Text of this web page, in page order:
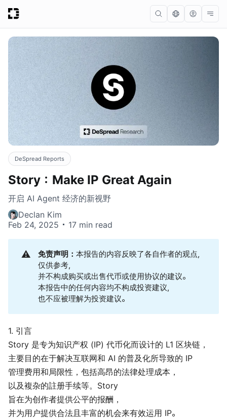
DeSpread Reports
Story：Make IP Great Again
开启 AI Agent 经济的新视野
Declan Kim
Feb 24, 2025
17 min read
⚠️ 免责声明：本报告的内容反映了各自作者的观点，
仅供参考，
并不构成购买或出售代币或使用协议的建议。
本报告中的任何内容均不构成投资建议，
也不应被理解为投资建议。
1. 引言
Story 是专为知识产权 (IP) 代币化而设计的 L1 区块链，
主要目的在于解决互联网和 AI 的普及化所导致的 IP
管理费用和局限性，包括高昂的法律处理成本，
以及複杂的註册手续等。Story
旨在为创作者提供公平的报酬，
并为用户提供合法且丰富的机会来有效运用 IP。